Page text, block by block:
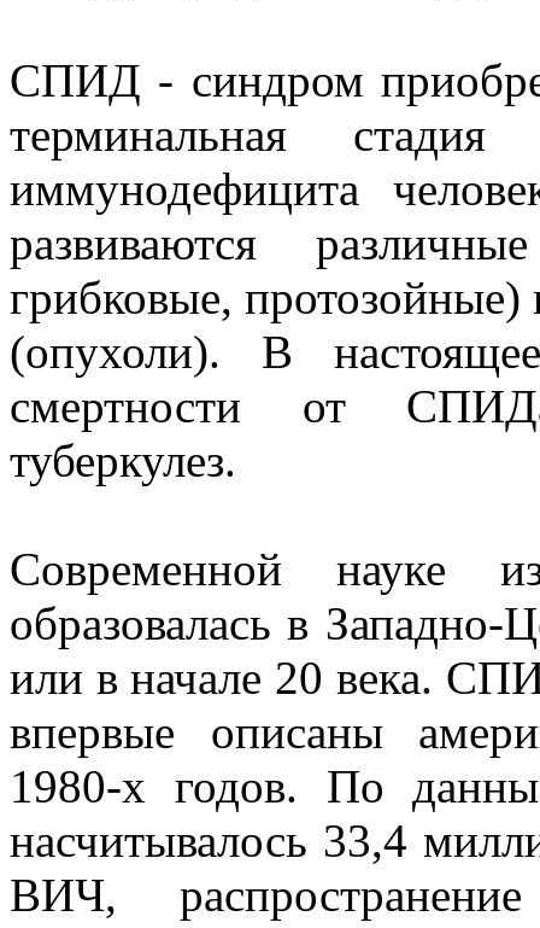
СПИД - синдром
терминальная
иммунодефицита
развиваются
грибковые,
(опухоли). В
смертности от
туберкулез.
Современной науке
образовалась в
или в начале 20 века.
впервые описаны
1980-х годов. По
насчитывалось 33,4
ВИЧ,